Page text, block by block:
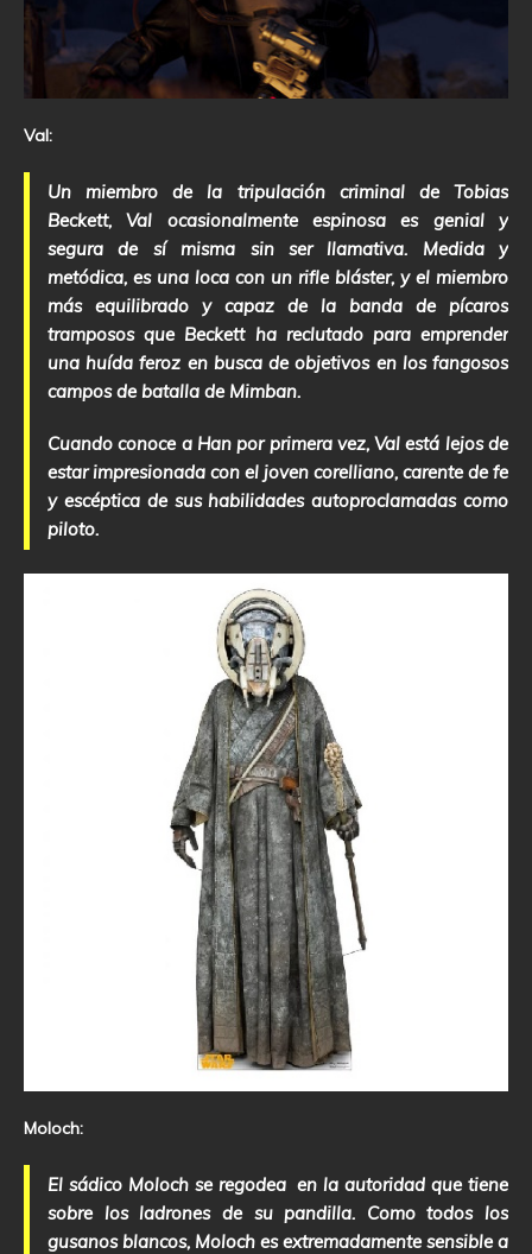
Val:
Un miembro de la tripulación criminal de Tobias
Beckett, Val ocasionalmente espinosa es genial y
segura de sí misma sin ser llamativa. Medida y
metódica, es una loca con un rifle bláster, y el miembro
más equilibrado y capaz de la banda de pícaros
tramposos que Beckett ha reclutado para emprender
una huída feroz en busca de objetivos en los fangosos
campos de batalla de Mimban.
Cuando conoce a Han por primera vez, Val está lejos de
estar impresionada con el joven corelliano, carente de fe
y escéptica de sus habilidades autoproclamadas como
piloto.
Moloch:
El sádico Moloch se regodea en la autoridad que tiene
sobre los ladrones de su pandilla. Como todos los
gusanos blancos, Moloch es extremadamente sensible a